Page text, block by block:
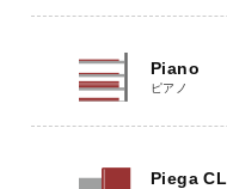
Piano
ピアノ
Piega CL